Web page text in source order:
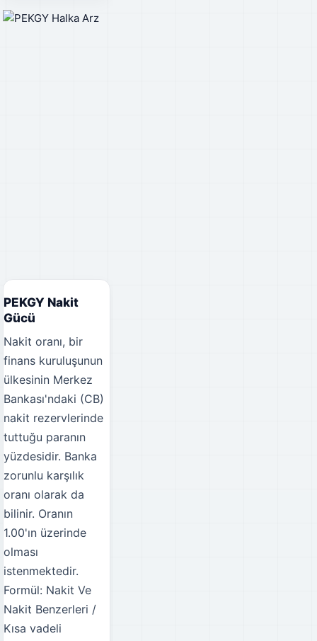
PEKGY Nakit
Gücü
Nakit oranı, bir
finans kuruluşunun
ülkesinin Merkez
Bankası'ndaki (CB)
nakit rezervlerinde
tuttuğu paranın
yüzdesidir. Banka
zorunlu karşılık
oranı olarak da
bilinir. Oranın
1.00'ın üzerinde
olması
istenmektedir.
Formül: Nakit Ve
Nakit Benzerleri /
Kısa vadeli